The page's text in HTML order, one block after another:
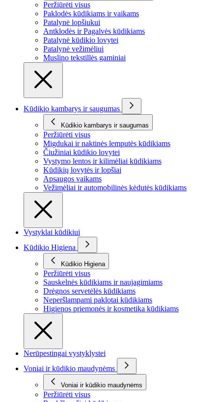
Peržiūrėti visus
Paklodės kūdikiams ir vaikams
Patalynė lopšiukui
Antklodės ir Pagalvės kūdikiams
Patalynė kūdikio lovytei
Patalynė vežimėliui
Muslino tekstillės gaminiai
Kūdikio kambarys ir saugumas
Kūdikio kambarys ir saugumas
Peržiūrėti visus
Migdukai ir naktinės lemputės kūdikiams
Čiužiniai kūdikio lovytei
Vystymo lentos ir kilimėliai kūdikiams
Kūdikių lovytės ir lopšiai
Apsaugos vaikams
Vežimėliai ir automobilinės kėdutės kūdikiams
Vystyklai kūdikiui
Kūdikio Higiena
Kūdikio Higiena
Peržiūrėti visus
Sauskelnės kūdikiams ir naujagimiams
Drėgnos servetėlės kūdikiams
Neperšlampami paklotai kūdikiams
Higienos priemonės ir kosmetika kūdikiams
Nerūpestingai vystyklystei
Voniai ir kūdikio maudynėms
Voniai ir kūdikio maudynėms
Peržiūrėti visus